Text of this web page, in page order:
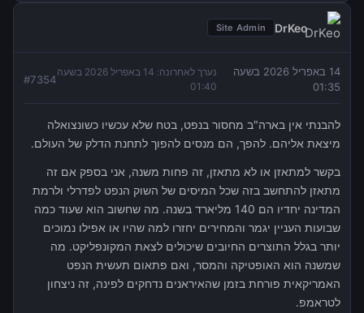
DrKeo
Site Admin
14 באפריל 2026 בשעה
01:35
נערך לאחרונה:
14 באפריל 2026 בשעה
01:40
#7354
להבנתי אין בארה"ב מחסור בנפט, בטח שלא עכשיו כשונצואלה
מיצאת אליהם. להפך, הם מנסים להפוך לתחנת הדלק של העולם.
בקשר למתאזן או לא מתאזן, זה פחות משנה, אני בספק אם זה
מתאזן להתחשב בזה שכל המיסים של השוק הנפט לפדרלי ולרמת
המדינה יחדיו הם 140 מליארד בשנה. מה שחשוב הוא שעוד כמה
שבועות העניין יגמר והמחירים יחזרו למה שהיו או אפילו נמוכים
יותר בגלל התוצרים החיובים שיכולים לצאת המקונפליקט. מה
שמשנה הוא האופטיקה והמסר, ואם פתאום תעשית הנפט
האמריקאית פורחת בזמן שהאיראנים נדחקים לפינה, זה ניצחון
לטראמפ.